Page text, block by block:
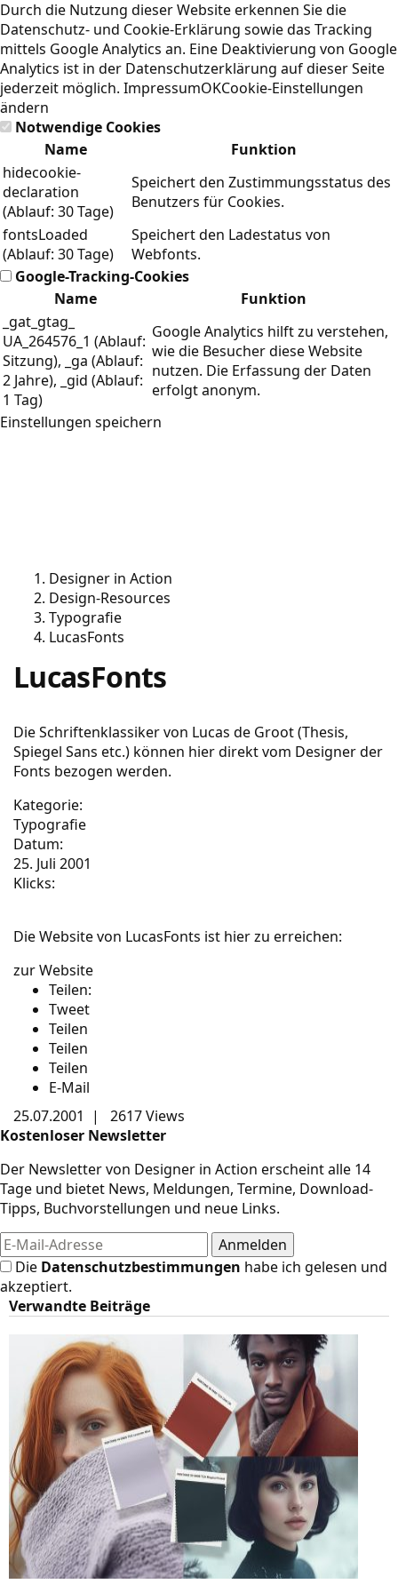
Durch die Nutzung dieser Website erkennen Sie die
Datenschutz- und Cookie-Erklärung sowie das Tracking
mittels Google Analytics an. Eine Deaktivierung von Google
Analytics ist in der Datenschutzerklärung auf dieser Seite
jederzeit möglich. ImpressumOKCookie-Einstellungen
ändern
Notwendige Cookies
Name
Funktion
hidecookie-
declaration
(Ablauf: 30 Tage)
Speichert den Zustimmungsstatus des
Benutzers für Cookies.
fontsLoaded
(Ablauf: 30 Tage)
Speichert den Ladestatus von
Webfonts.
Google-Tracking-Cookies
Name
Funktion
_gat_gtag_
UA_264576_1 (Ablauf:
Sitzung), _ga (Ablauf:
2 Jahre), _gid (Ablauf:
1 Tag)
Google Analytics hilft zu verstehen,
wie die Besucher diese Website
nutzen. Die Erfassung der Daten
erfolgt anonym.
Einstellungen speichern
Designer in Action
Design-Resources
Typografie
LucasFonts
LucasFonts
Die Schriftenklassiker von Lucas de Groot (Thesis,
Spiegel Sans etc.) können hier direkt vom Designer der
Fonts bezogen werden.
Kategorie:
Typografie
Datum:
25. Juli 2001
Klicks:
Die Website von LucasFonts ist hier zu erreichen:
zur Website
Teilen:
Tweet
Teilen
Teilen
Teilen
E-Mail
25.07.2001
|
2617 Views
Kostenloser Newsletter
Der Newsletter von Designer in Action erscheint alle 14
Tage und bietet News, Meldungen, Termine, Download-
Tipps, Buchvorstellungen und neue Links.
Die Datenschutzbestimmungen habe ich gelesen und
akzeptiert.
Verwandte Beiträge